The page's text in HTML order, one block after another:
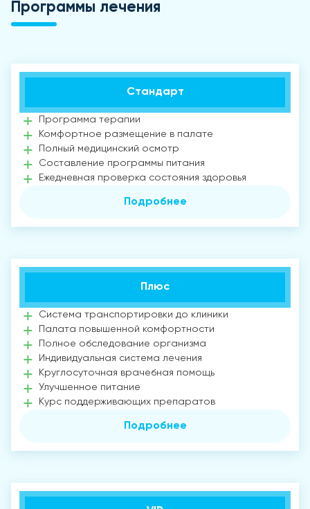
Программы лечения
Стандарт
Программа терапии
Комфортное размещение в палате
Полный медицинский осмотр
Составление программы питания
Ежедневная проверка состояния здоровья
Подробнее
Плюс
Система транспортировки до клиники
Палата повышенной комфортности
Полное обследование организма
Индивидуальная система лечения
Круглосуточная врачебная помощь
Улучшенное питание
Курс поддерживающих препаратов
Подробнее